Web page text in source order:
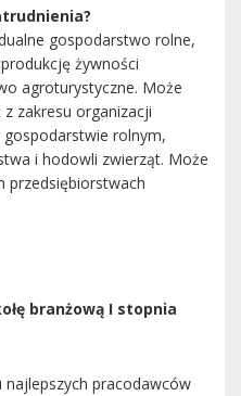
gospodarstwo rolne,
żywności
agroturystyczne. Może
zakresu organizacji
rolnym,
i hodowli zwierząt. Może
przedsiębiorstwach
branżową I stopnia
pracodawców